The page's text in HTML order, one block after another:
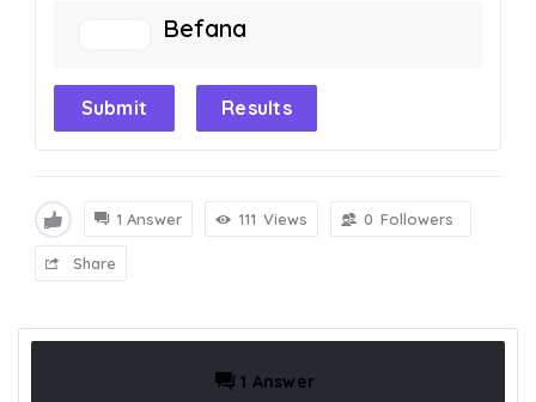
Befana
Submit Results
1 Answer 111 Views 0 Followers
Share
1 Answer